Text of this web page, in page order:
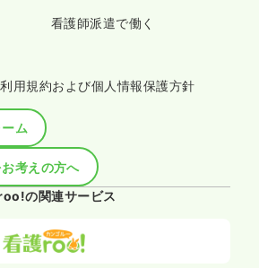
看護師派遣で働く
用規約および個人情報保護方針
ム
考えの方へ
の関連サービス